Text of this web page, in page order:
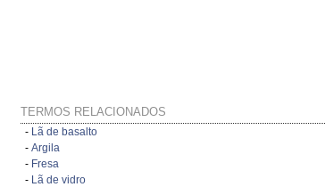
TERMOS RELACIONADOS
- Lã de basalto
- Argila
- Fresa
- Lã de vidro